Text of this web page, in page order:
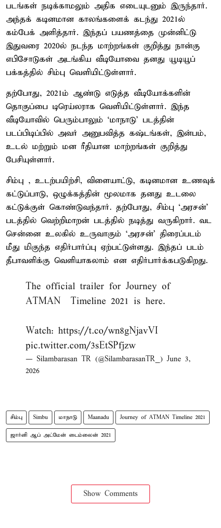
படங்கள் நடிக்காமலும் அதிக எடையுடனும் இருந்தார்.
அந்தக் கடினமான காலங்களைக் கடந்து 2021ல்
கம்பேக் அளித்தார். இந்தப் பயணத்தை முன்னிட்டு
இதுவரை 2020ல் நடந்த மாற்றங்கள் குறித்து நான்கு
எபிசோடுகள் அடங்கிய வீடியோவை தனது யூடியூப்
பக்கத்தில் சிம்பு வெளியிட்டுள்ளார்.
தற்போது, 2021ம் ஆண்டு எடுத்த வீடியோக்களின்
தொகுப்பை டிரெய்லராக வெளியிட்டுள்ளார். இந்த
வீடியோவில் பெரும்பாலும் ‘மாநாடு’ படத்தின்
படப்பிடிப்பில் அவர் அனுபவித்த கஷ்டங்கள், இன்பம்,
உடல் மற்றும் மன ரீதியான மாற்றங்கள் குறித்து
பேசியுள்ளார்.
சிம்பு , உடற்பயிற்சி, விளையாட்டு, கடினமான உணவுக்
கட்டுப்பாடு, ஒழுக்கத்தின் மூலமாக தனது உடலை
கட்டுக்குள் கொண்டுவந்தார். தற்போது, சிம்பு ‘அரசன்’
படத்தில் வெற்றிமாறன் படத்தில் நடித்து வருகிறார். வட
சென்னை உலகில் உருவாகும் ‘அரசன்’ திரைப்படம்
மீது மிகுந்த எதிர்பார்ப்பு ஏற்பட்டுள்ளது. இந்தப் படம்
தீபாவளிக்கு வெளியாகலாம் என எதிர்பார்க்கபடுகிறது.
The official trailer for Journey of
ATMAN – Timeline 2021 is here.
Watch: https://t.co/wn8gNjavVI
pic.twitter.com/3sEtSPfjzw
— Silambarasan TR (@SilambarasanTR_) June 3,
2026
சிம்பு Simbu மாநாடு Maanadu Journey of ATMAN Timeline 2021
ஜார்னி ஆப் அட்மேன் டைம்லைன் 2021
Show Comments